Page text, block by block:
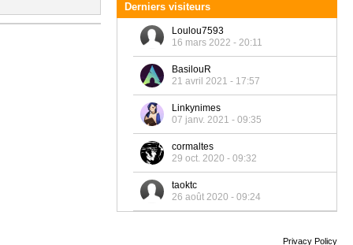
Derniers visiteurs
Loulou7593
16 mars 2022 - 20:11
BasilouR
21 avril 2021 - 17:57
Linkynimes
07 janv. 2021 - 09:35
cormaltes
29 oct. 2020 - 09:32
taoktc
26 août 2020 - 09:24
Privacy Policy